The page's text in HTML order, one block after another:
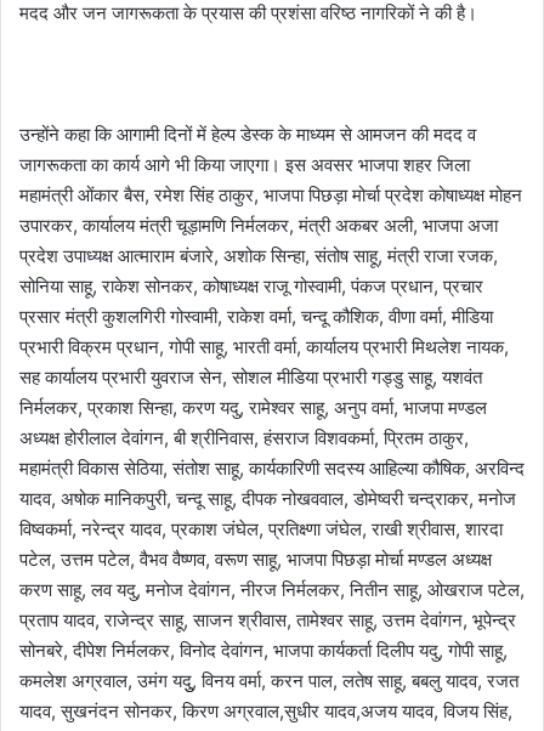
मदद और जन जागरूकता के प्रयास की प्रशंसा वरिष्ठ नागरिकों ने की है।
उन्होंने कहा कि आगामी दिनों में हेल्प डेस्क के माध्यम से आमजन की मदद व
जागरूकता का कार्य आगे भी किया जाएगा। इस अवसर भाजपा शहर जिला
महामंत्री ओंकार बैस, रमेश सिंह ठाकुर, भाजपा पिछड़ा मोर्चा प्रदेश कोषाध्यक्ष मोहन
उपारकर, कार्यालय मंत्री चूड़ामणि निर्मलकर, मंत्री अकबर अली, भाजपा अजा
प्रदेश उपाध्यक्ष आत्माराम बंजारे, अशोक सिन्हा, संतोष साहू, मंत्री राजा रजक,
सोनिया साहू, राकेश सोनकर, कोषाध्यक्ष राजू गोस्वामी, पंकज प्रधान, प्रचार
प्रसार मंत्री कुशलगिरी गोस्वामी, राकेश वर्मा, चन्दू कौशिक, वीणा वर्मा, मीडिया
प्रभारी विक्रम प्रधान, गोपी साहू, भारती वर्मा, कार्यालय प्रभारी मिथलेश नायक,
सह कार्यालय प्रभारी युवराज सेन, सोशल मीडिया प्रभारी गड्डु साहू, यशवंत
निर्मलकर, प्रकाश सिन्हा, करण यदु, रामेश्वर साहू, अनुप वर्मा, भाजपा मण्डल
अध्यक्ष होरीलाल देवांगन, बी श्रीनिवास, हंसराज विशवकर्मा, प्रितम ठाकुर,
महामंत्री विकास सेठिया, संतोश साहू, कार्यकारिणी सदस्य आहिल्या कौषिक, अरविन्द
यादव, अषोक मानिकपुरी, चन्दू साहू, दीपक नोखववाल, डोमेष्वरी चन्द्राकर, मनोज
विष्वकर्मा, नरेन्द्र यादव, प्रकाश जंघेल, प्रतिक्ष्णा जंघेल, राखी श्रीवास, शारदा
पटेल, उत्तम पटेल, वैभव वैष्णव, वरूण साहू, भाजपा पिछड़ा मोर्चा मण्डल अध्यक्ष
करण साहू, लव यदु, मनोज देवांगन, नीरज निर्मलकर, नितीन साहू, ओखराज पटेल,
प्रताप यादव, राजेन्द्र साहू, साजन श्रीवास, तामेश्वर साहू, उत्तम देवांगन, भूपेन्द्र
सोनबरे, दीपेश निर्मलकर, विनोद देवांगन, भाजपा कार्यकर्ता दिलीप यदु, गोपी साहू,
कमलेश अग्रवाल, उमंग यदुु, विनय वर्मा, करन पाल, लतेष साहू, बबलु यादव, रजत
यादव, सुखनंदन सोनकर, किरण अग्रवाल,सुधीर यादव,अजय यादव, विजय सिंह,